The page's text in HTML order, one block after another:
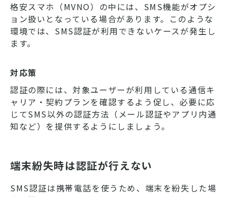
格安スマホ（MVNO）の中には、SMS機能がオプシ
ョン扱いとなっている場合があります。このような
環境では、SMS認証が利用できないケースが発生し
ます。
対応策
認証の際には、対象ユーザーが利用している通信キ
ャリア・契約プランを確認するよう促し、必要に応
じてSMS以外の認証方法（メール認証やアプリ内通
知など）を提供するようにしましょう。
端末紛失時は認証が行えない
SMS認証は携帯電話を使うため、端末を紛失した場